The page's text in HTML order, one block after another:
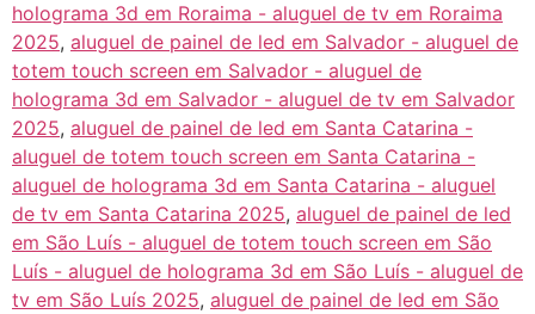
holograma 3d em Roraima - aluguel de tv em Roraima
2025, aluguel de painel de led em Salvador - aluguel de
totem touch screen em Salvador - aluguel de
holograma 3d em Salvador - aluguel de tv em Salvador
2025, aluguel de painel de led em Santa Catarina -
aluguel de totem touch screen em Santa Catarina -
aluguel de holograma 3d em Santa Catarina - aluguel
de tv em Santa Catarina 2025, aluguel de painel de led
em São Luís - aluguel de totem touch screen em São
Luís - aluguel de holograma 3d em São Luís - aluguel de
tv em São Luís 2025, aluguel de painel de led em São